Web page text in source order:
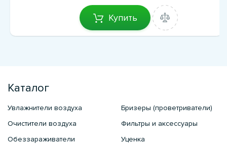
Купить
Каталог
Увлажнители воздуха
Очистители воздуха
Обеззараживатели
Бризеры (проветриватели)
Фильтры и аксессуары
Уценка